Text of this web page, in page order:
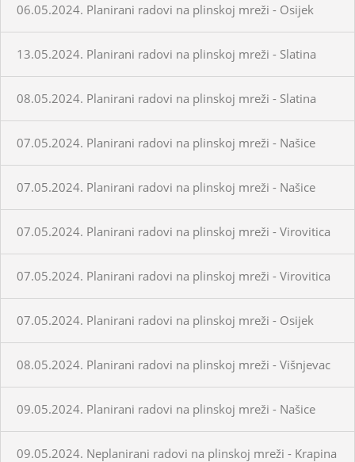
06.05.2024. Planirani radovi na plinskoj mreži - Osijek
13.05.2024. Planirani radovi na plinskoj mreži - Slatina
08.05.2024. Planirani radovi na plinskoj mreži - Slatina
07.05.2024. Planirani radovi na plinskoj mreži - Našice
07.05.2024. Planirani radovi na plinskoj mreži - Našice
07.05.2024. Planirani radovi na plinskoj mreži - Virovitica
07.05.2024. Planirani radovi na plinskoj mreži - Virovitica
07.05.2024. Planirani radovi na plinskoj mreži - Osijek
08.05.2024. Planirani radovi na plinskoj mreži - Višnjevac
09.05.2024. Planirani radovi na plinskoj mreži - Našice
09.05.2024. Neplanirani radovi na plinskoj mreži - Krapina